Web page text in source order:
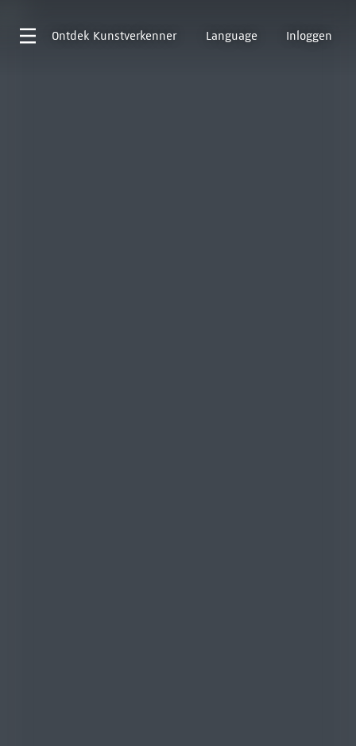
Ontdek Kunstverkenner Language Inloggen